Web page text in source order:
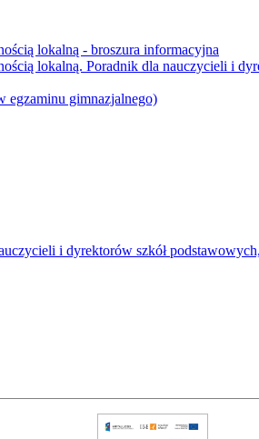
lokalną - broszura informacyjna
lokalną. Poradnik dla nauczycieli i
egzaminu gimnazjalnego)
i dyrektorów szkół